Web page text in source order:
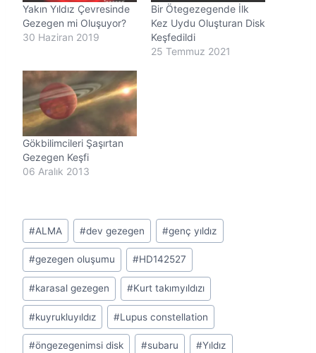
.
Yakın Yıldız Çevresinde
Gezegen mi Oluşuyor?
30 Haziran 2019
Bir Ötegezegende İlk
Kez Uydu Oluşturan Disk
Keşfedildi
25 Temmuz 2021
Gökbilimcileri Şaşırtan
Gezegen Keşfi
06 Aralık 2013
Post
Tags:
#ALMA #dev gezegen #genç yıldız
#gezegen oluşumu #HD142527
#karasal gezegen #Kurt takımyıldızı
#kuyrukluyıldız #Lupus constellation
#öngezegenimsi disk #subaru #Yıldız